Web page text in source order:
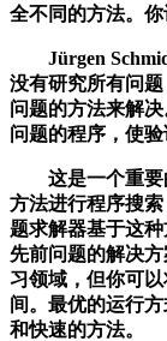
全不同的方法。
Jürgen
没有研究所有问
问题的方法来解
问题的程序，使
这是一个重要
方法进行程序搜
题求解器基于这
先前问题的解决
习领域，但你可
间。最优的运行
和快速的方法。